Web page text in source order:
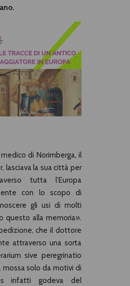
di Norimberga, il
lasciava la sua città per
tutta l’Europa
con lo scopo di
gli usi di molti
questo alla memoria».
che il dottore
attraverso una sorta
sive peregrinatio
mossa solo da motivi di
infatti godeva del